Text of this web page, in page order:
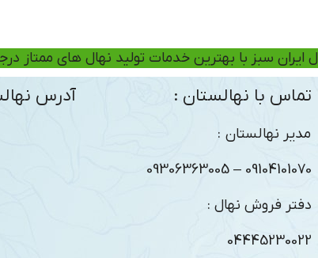
ایران سبز با بهترین خدمات تولید نهال های ممتاز
تماس با نهالستان :
مدیر نهالستان :
09104101070 – 09306363005
دفتر فروش نهال :
04445230022
آدرس